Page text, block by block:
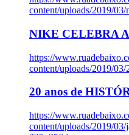
content/uploads/2019/
NIKE CELEBRA
https://
content/uploads/2019/
20 anos de
https://
content/uploads/2019/